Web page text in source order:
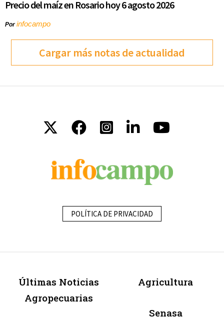
Precio del maíz en Rosario hoy 6 agosto 2026
Porinfocampo
Cargar más notas de actualidad
POLÍTICA DE PRIVACIDAD
Últimas Noticias
Agropecuarias
Agricultura
Senasa